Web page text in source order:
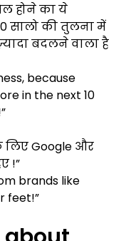
होने का ये
सालो की तुलना में
बदलने वाला है
because
in the next 10
लिए Google और
!”
brands like
feet!”